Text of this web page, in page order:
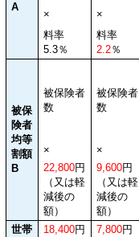
A
×
×
料率
5.3％
料率
2.2％
被保
険者
均等
割額
B
被保険者
数
被保険者
数
×
×
22,800円
（又は軽
減後の
額）
9,600円
（又は軽
減後の
額）
世帯
18,400円
7,800円